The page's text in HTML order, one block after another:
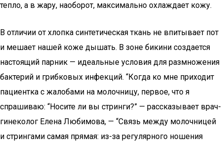
тепло, а в жару, наоборот, максимально охлаждает кожу.
В отличии от хлопка синтетическая ткань не впитывает пот
и мешает нашей коже дышать. В зоне бикини создается
настоящий парник — идеальные условия для размножения
бактерий и грибковых инфекций. “Когда ко мне приходит
пациентка с жалобами на молочницу, первое, что я
спрашиваю: “Носите ли вы стринги?” — рассказывает врач-
гинеколог Елена Любимова, — “Связь между молочницей
и стрингами самая прямая: из-за регулярного ношения